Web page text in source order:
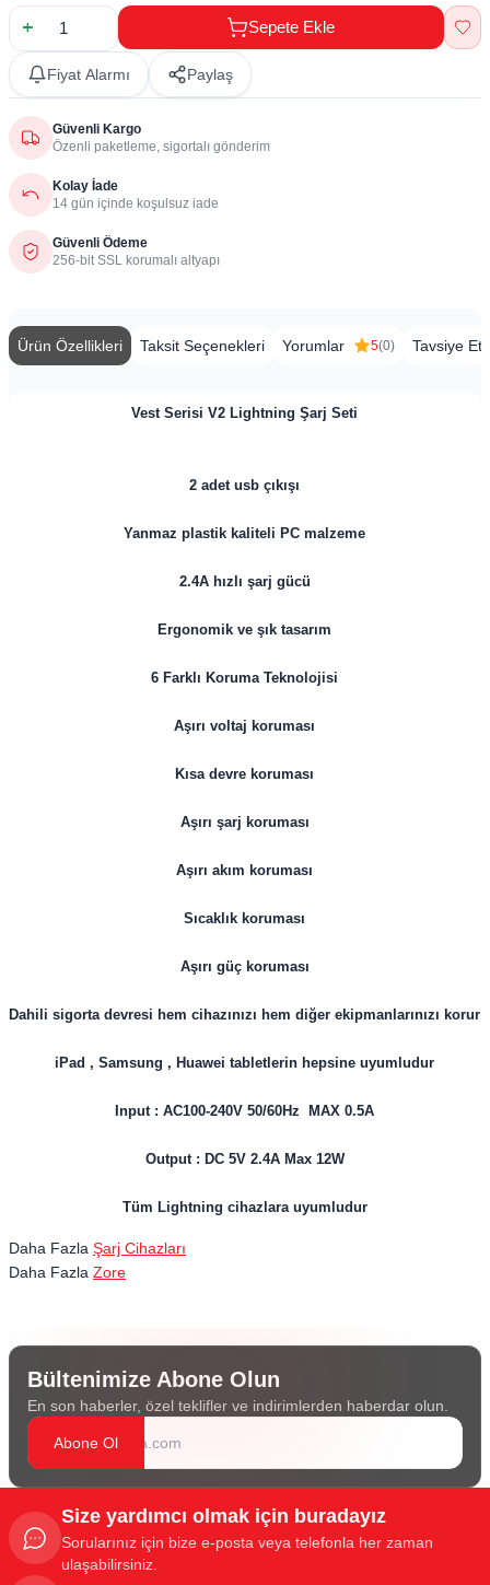
Sepete Ekle
Fiyat Alarmı Paylaş
Güvenli Kargo
Özenli paketleme, sigortalı gönderim
Kolay İade
14 gün içinde koşulsuz iade
Güvenli Ödeme
256-bit SSL korumalı altyapı
Ürün Özellikleri Taksit Seçenekleri Yorumlar 5(0) Tavsiye Et
Vest Serisi V2 Lightning Şarj Seti
2 adet usb çıkışı
Yanmaz plastik kaliteli PC malzeme
2.4A hızlı şarj gücü
Ergonomik ve şık tasarım
6 Farklı Koruma Teknolojisi
Aşırı voltaj koruması
Kısa devre koruması
Aşırı şarj koruması
Aşırı akım koruması
Sıcaklık koruması
Aşırı güç koruması
Dahili sigorta devresi hem cihazınızı hem diğer ekipmanlarınızı korur
iPad , Samsung , Huawei tabletlerin hepsine uyumludur
Input : AC100-240V 50/60Hz MAX 0.5A
Output : DC 5V 2.4A Max 12W
Tüm Lightning cihazlara uyumludur
Daha Fazla Şarj Cihazları
Daha Fazla Zore
Bültenimize Abone Olun
En son haberler, özel teklifler ve indirimlerden haberdar olun.
Abone Ol
Size yardımcı olmak için buradayız
Sorularınız için bize e-posta veya telefonla her zaman
ulaşabilirsiniz.